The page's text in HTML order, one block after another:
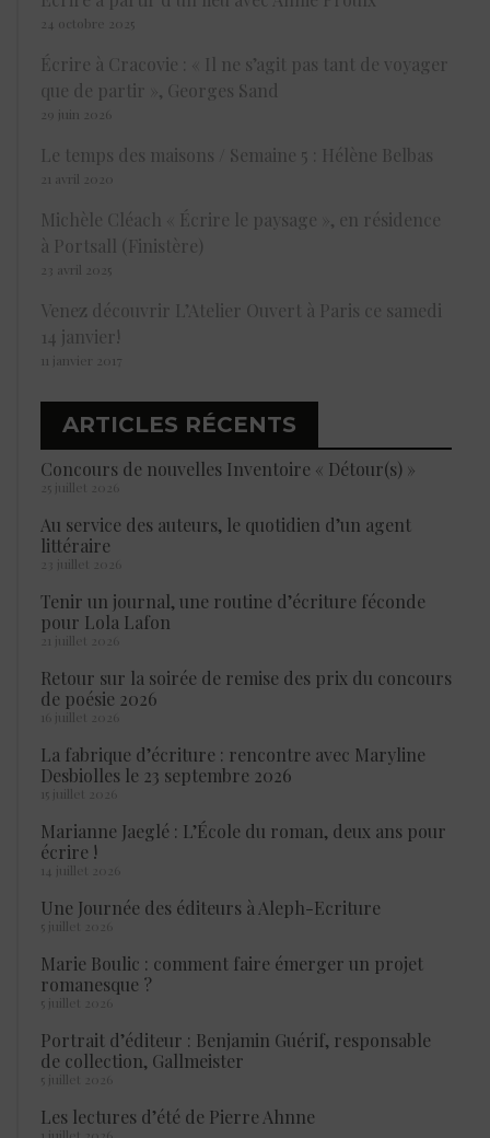
24 octobre 2025
Écrire à Cracovie : « Il ne s’agit pas tant de voyager
que de partir », Georges Sand
29 juin 2026
Le temps des maisons / Semaine 5 : Hélène Belbas
21 avril 2020
Michèle Cléach « Écrire le paysage », en résidence
à Portsall (Finistère)
23 avril 2025
Venez découvrir L’Atelier Ouvert à Paris ce samedi
14 janvier!
11 janvier 2017
ARTICLES RÉCENTS
Concours de nouvelles Inventoire « Détour(s) »
25 juillet 2026
Au service des auteurs, le quotidien d’un agent
littéraire
23 juillet 2026
Tenir un journal, une routine d’écriture féconde
pour Lola Lafon
21 juillet 2026
Retour sur la soirée de remise des prix du concours
de poésie 2026
16 juillet 2026
La fabrique d’écriture : rencontre avec Maryline
Desbiolles le 23 septembre 2026
15 juillet 2026
Marianne Jaeglé : L’École du roman, deux ans pour
écrire !
14 juillet 2026
Une Journée des éditeurs à Aleph-Ecriture
5 juillet 2026
Marie Boulic : comment faire émerger un projet
romanesque ?
5 juillet 2026
Portrait d’éditeur : Benjamin Guérif, responsable
de collection, Gallmeister
5 juillet 2026
Les lectures d’été de Pierre Ahnne